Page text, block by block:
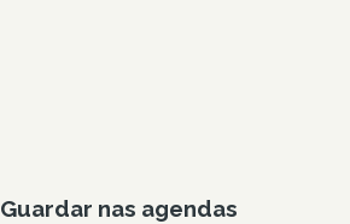
Guardar nas agendas